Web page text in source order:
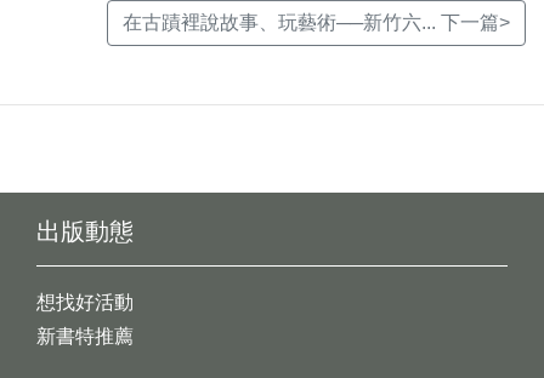
在古蹟裡說故事、玩藝術──新竹六... 下一篇>
出版動態
想找好活動
新書特推薦